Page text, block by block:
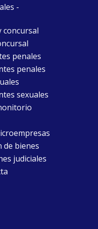
-
concursal
penales
penales
sexuales
de bienes
judiciales